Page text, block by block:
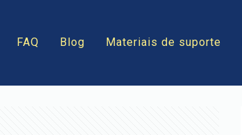
FAQ Blog Materiais de suporte